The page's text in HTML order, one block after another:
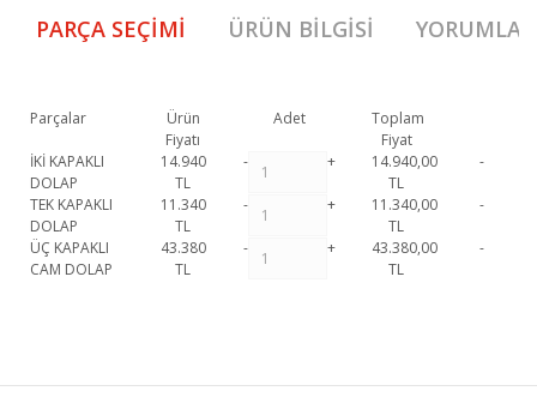
PARÇA SEÇIMI ÜRÜN BILGISI YORUMLAR
Parçalar
Ürün
Fiyatı
Adet
Toplam
Fiyat
İKİ KAPAKLI
DOLAP
14.940
TL
- +
14.940,00
TL
-
TEK KAPAKLI
DOLAP
11.340
TL
- +
11.340,00
TL
-
ÜÇ KAPAKLI
CAM DOLAP
43.380
TL
- +
43.380,00
TL
-
Roma Gardırop